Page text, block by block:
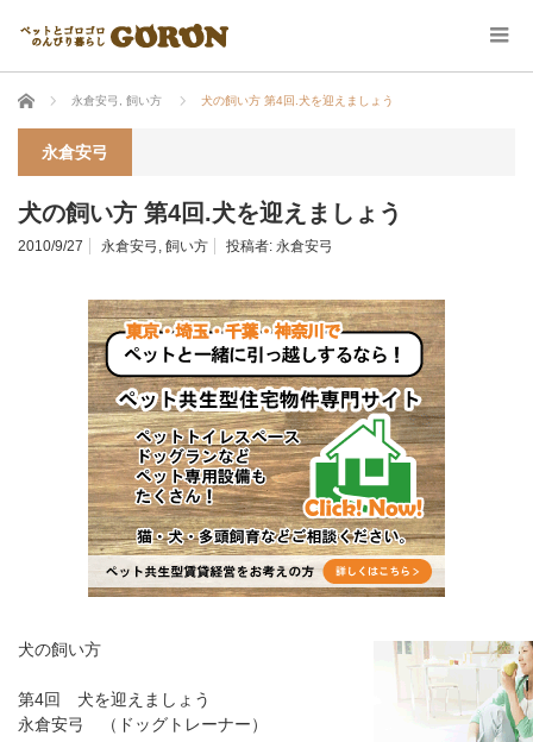
ホーム 永倉安弓 飼い方 犬の飼い方 第4回.犬を迎えましょう
永倉安弓
犬の飼い方 第4回.犬を迎えましょう
2010/9/27 永倉安弓 , 飼い方 投稿者: 永倉安弓
犬の飼い方
第4回 犬を迎えましょう
永倉安弓 （ドッグトレーナー）